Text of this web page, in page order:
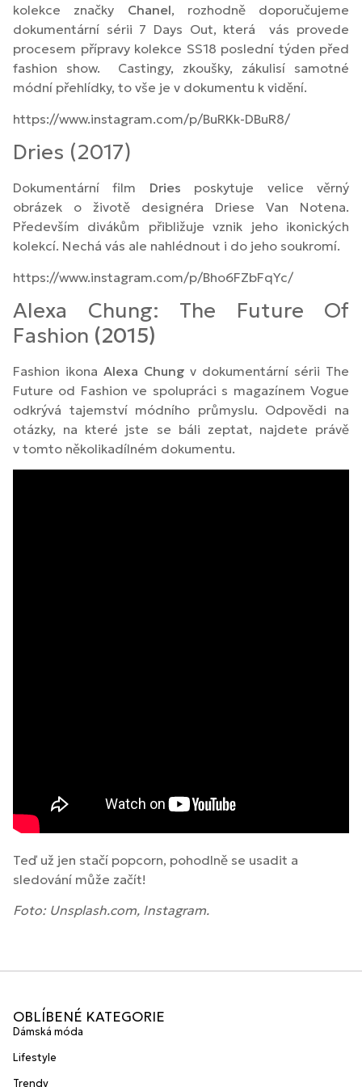
kolekce značky Chanel, rozhodně doporučujeme
dokumentární sérii 7 Days Out, která vás provede
procesem přípravy kolekce SS18 poslední týden před
fashion show. Castingy, zkoušky, zákulisí samotné
módní přehlídky, to vše je v dokumentu k vidění.
https://www.instagram.com/p/BuRKk-DBuR8/
Dries (2017)
Dokumentární film Dries poskytuje velice věrný
obrázek o životě designéra Driese Van Notena.
Především divákům přibližuje vznik jeho ikonických
kolekcí. Nechá vás ale nahlédnout i do jeho soukromí.
https://www.instagram.com/p/Bho6FZbFqYc/
Alexa Chung: The Future Of
Fashion (2015)
Fashion ikona Alexa Chung v dokumentární sérii The
Future od Fashion ve spolupráci s magazínem Vogue
odkrývá tajemství módního průmyslu. Odpovědi na
otázky, na které jste se báli zeptat, najdete právě
v tomto několikadílném dokumentu.
Teď už jen stačí popcorn, pohodlně se usadit a
sledování může začít!
Foto: Unsplash.com, Instagram.
OBLÍBENÉ KATEGORIE
Dámská móda
Lifestyle
Trendy